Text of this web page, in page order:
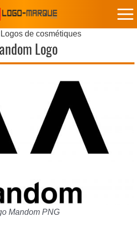
Logos de cosmétiques
Logo
Mandom PNG